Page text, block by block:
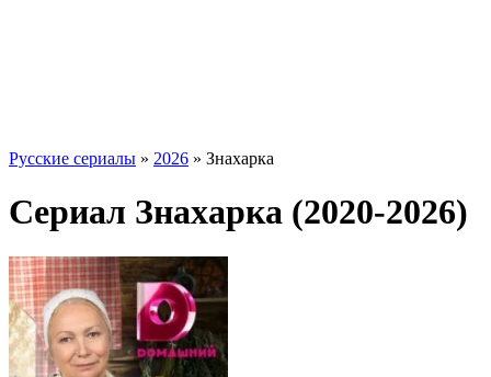
Русские сериалы » 2026 » Знахарка
Сериал Знахарка (2020-2026)